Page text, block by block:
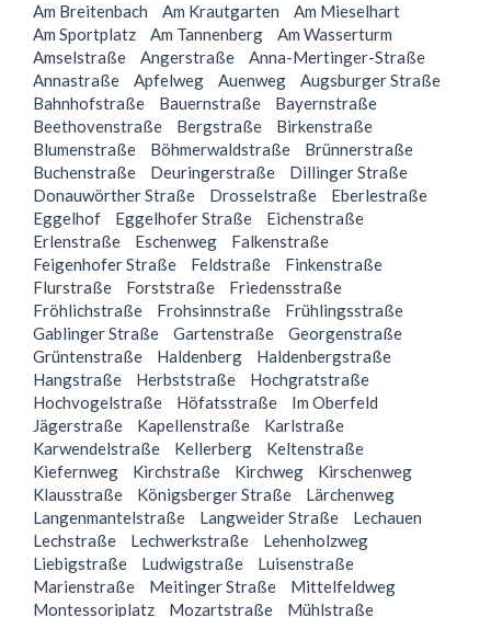
Am Breitenbach
Am Krautgarten
Am Mieselhart
Am Sportplatz
Am Tannenberg
Am Wasserturm
Amselstraße
Angerstraße
Anna-Mertinger-Straße
Annastraße
Apfelweg Auenweg
Augsburger Straße
Bahnhofstraße
Bauernstraße
Bayernstraße
Beethovenstraße
Bergstraße
Birkenstraße
Blumenstraße
Böhmerwaldstraße
Brünnerstraße
Buchenstraße
Deuringerstraße
Dillinger Straße
Donauwörther Straße
Drosselstraße
Eberlestraße
Eggelhof
Eggelhofer Straße
Eichenstraße
Erlenstraße
Eschenweg
Falkenstraße
Feigenhofer Straße
Feldstraße
Finkenstraße
Flurstraße
Forststraße
Friedensstraße
Fröhlichstraße
Frohsinnstraße
Frühlingsstraße
Gablinger Straße
Gartenstraße
Georgenstraße
Grüntenstraße
Haldenberg
Haldenbergstraße
Hangstraße
Herbststraße
Hochgratstraße
Hochvogelstraße
Höfatsstraße
Im Oberfeld
Jägerstraße
Kapellenstraße
Karlstraße
Karwendelstraße
Kellerberg
Keltenstraße
Kiefernweg
Kirchstraße Kirchweg
Kirschenweg
Klausstraße
Königsberger Straße
Lärchenweg
Langenmantelstraße
Langweider Straße
Lechauen
Lechstraße
Lechwerkstraße
Lehenholzweg
Liebigstraße
Ludwigstraße
Luisenstraße
Marienstraße
Meitinger Straße
Mittelfeldweg
Montessoriplatz
Mozartstraße Mühlstraße